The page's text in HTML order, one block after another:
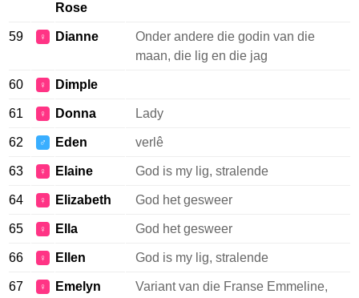
Rose
59 ♀ Dianne
Onder andere die godin van die
maan, die lig en die jag
60 ♀ Dimple
61 ♀ Donna Lady
62 ♂ Eden verlê
63 ♀ Elaine God is my lig, stralende
64 ♀ Elizabeth God het gesweer
65 ♀ Ella God het gesweer
66 ♀ Ellen God is my lig, stralende
67 ♀ Emelyn
Variant van die Franse Emmeline,